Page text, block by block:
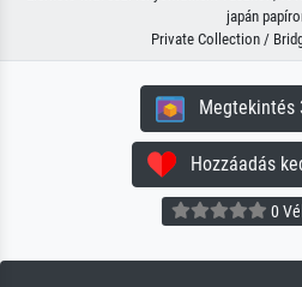
japán
Private Collection /
Megtekintés
Hozzáadás
0